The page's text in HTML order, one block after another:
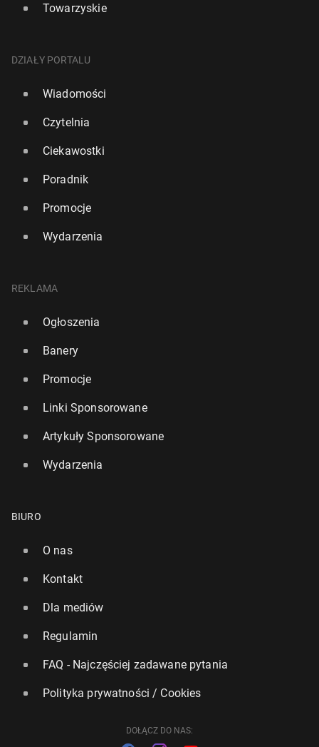
Towarzyskie
DZIAŁY PORTALU
Wiadomości
Czytelnia
Ciekawostki
Poradnik
Promocje
Wydarzenia
REKLAMA
Ogłoszenia
Banery
Promocje
Linki Sponsorowane
Artykuły Sponsorowane
Wydarzenia
BIURO
O nas
Kontakt
Dla mediów
Regulamin
FAQ - Najczęściej zadawane pytania
Polityka prywatności / Cookies
DOŁĄCZ DO NAS: